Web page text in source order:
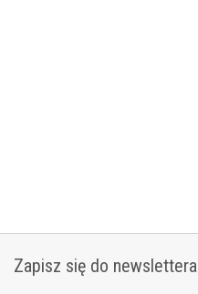
Zapisz się do